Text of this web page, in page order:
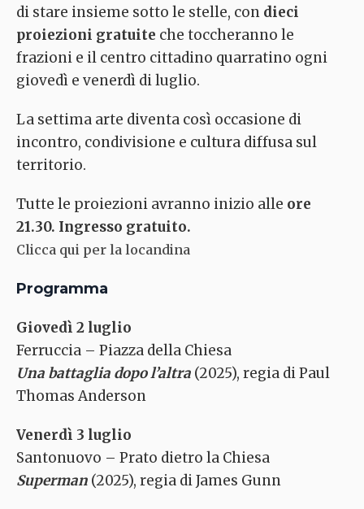
di stare insieme sotto le stelle, con dieci
proiezioni gratuite che toccheranno le
frazioni e il centro cittadino quarratino ogni
giovedì e venerdì di luglio.
La settima arte diventa così occasione di
incontro, condivisione e cultura diffusa sul
territorio.
Tutte le proiezioni avranno inizio alle ore
21.30. Ingresso gratuito.
Clicca qui per la locandina
Programma
Giovedì 2 luglio
Ferruccia – Piazza della Chiesa
Una battaglia dopo l’altra (2025), regia di Paul
Thomas Anderson
Venerdì 3 luglio
Santonuovo – Prato dietro la Chiesa
Superman (2025), regia di James Gunn